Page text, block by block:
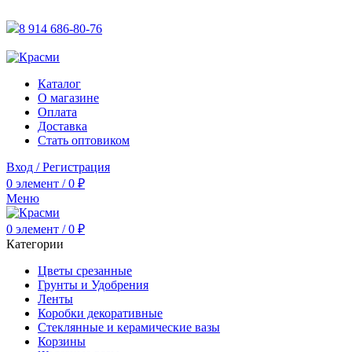
8 914 686-80-76
Каталог
О магазине
Оплата
Доставка
Стать оптовиком
Вход / Регистрация
0 элемент / 0 ₽
Меню
0 элемент / 0 ₽
Категории
Цветы срезанные
Грунты и Удобрения
Ленты
Коробки декоративные
Стеклянные и керамические вазы
Корзины